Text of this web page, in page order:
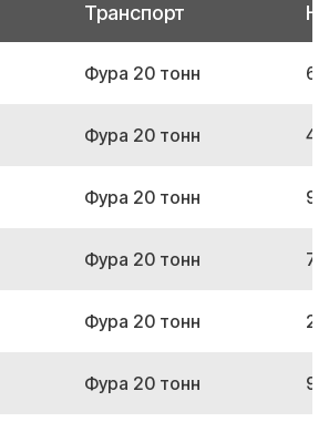
Транспорт
Фура 20 тонн
Фура 20 тонн
Фура 20 тонн
Фура 20 тонн
Фура 20 тонн
Фура 20 тонн